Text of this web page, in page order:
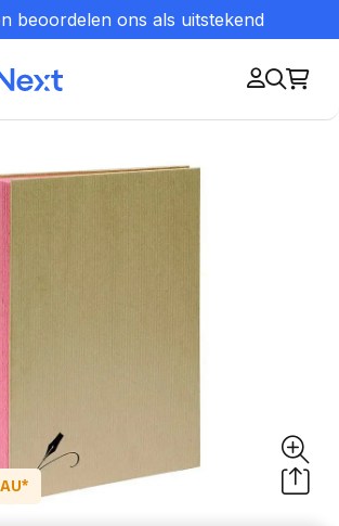
beoordelen ons als uitstekend